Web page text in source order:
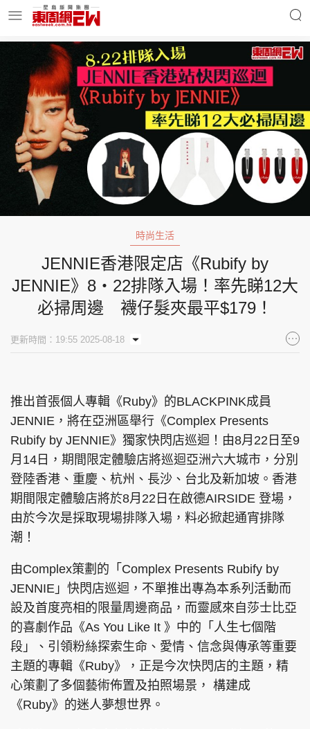
明星名人 時事財經
東周Ladies 優享生活
東周食玩通 會員活動
玄學靈異 東周專欄
東周刊 cazbuyer 東Touch
PCM 電腦廣場 星島頭條 星島日報
頭條搵工 EDUPLUS
時尚生活
JENNIE香港限定店《Rubify by
JENNIE》8‧22排隊入場！率先睇12大
必掃周邊 襪仔髮夾最平$179！
更新時間：19:55 2025-08-18
推出首張個人專輯《Ruby》的BLACKPINK成員
JENNIE，將在亞洲區舉行《Complex Presents
Rubify by JENNIE》獨家快閃店巡迴！由8月22日至9
月14日，期間限定體驗店將巡迴亞洲六大城市，分別
登陸香港、重慶、杭州、長沙、台北及新加坡。香港
期間限定體驗店將於8月22日在啟德AIRSIDE 登場，
由於今次是採取現場排隊入場，料必掀起通宵排隊
潮！
由Complex策劃的「Complex Presents Rubify by
JENNIE」快閃店巡迴，不單推出專為本系列活動而
設及首度亮相的限量周邊商品，而靈感來自莎士比亞
的喜劇作品《As You Like It 》中的「人生七個階
段」、引領粉絲探索生命、愛情、信念與傳承等重要
主題的專輯《Ruby》，正是今次快閃店的主題，精
心策劃了多個藝術佈置及拍照場景， 構建成
《Ruby》的迷人夢想世界。